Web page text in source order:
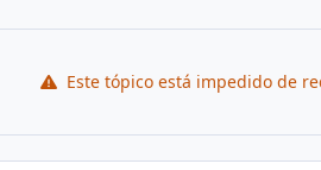
Este tópico está impedido de